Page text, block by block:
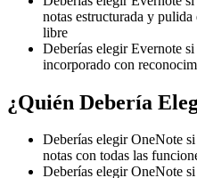
notas estructurada y
libre
Deberías elegir Evernote
incorporado con
¿Quién Debería
Deberías elegir OneNote
notas con todas las
Deberías elegir OneNote